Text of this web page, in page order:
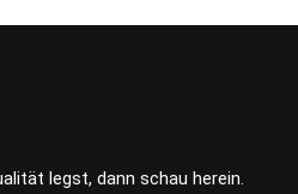
legst, dann schau herein.